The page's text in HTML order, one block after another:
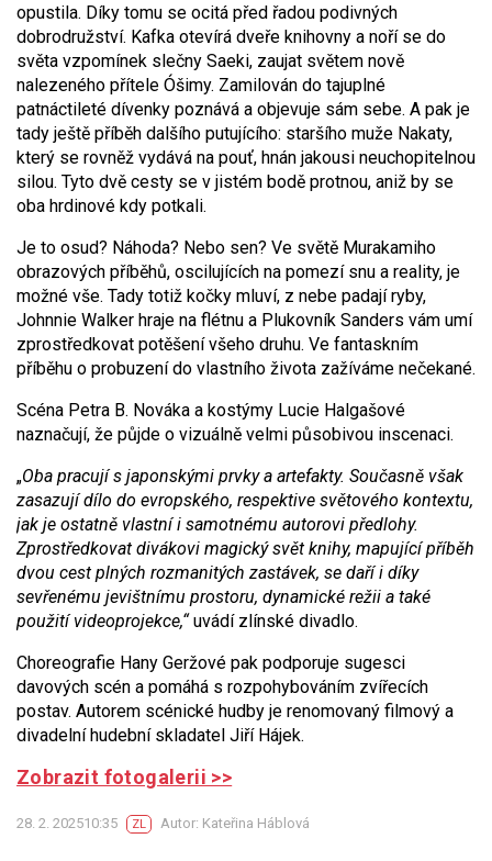
opustila. Díky tomu se ocitá před řadou podivných
dobrodružství. Kafka otevírá dveře knihovny a noří se do
světa vzpomínek slečny Saeki, zaujat světem nově
nalezeného přítele Óšimy. Zamilován do tajuplné
patnáctileté dívenky poznává a objevuje sám sebe. A pak je
tady ještě příběh dalšího putujícího: staršího muže Nakaty,
který se rovněž vydává na pouť, hnán jakousi neuchopitelnou
silou. Tyto dvě cesty se v jistém bodě protnou, aniž by se
oba hrdinové kdy potkali.
Je to osud? Náhoda? Nebo sen? Ve světě Murakamiho
obrazových příběhů, oscilujících na pomezí snu a reality, je
možné vše. Tady totiž kočky mluví, z nebe padají ryby,
Johnnie Walker hraje na flétnu a Plukovník Sanders vám umí
zprostředkovat potěšení všeho druhu. Ve fantaskním
příběhu o probuzení do vlastního života zažíváme nečekané.
Scéna Petra B. Nováka a kostýmy Lucie Halgašové
naznačují, že půjde o vizuálně velmi působivou inscenaci.
„Oba pracují s japonskými prvky a artefakty. Současně však
zasazují dílo do evropského, respektive světového kontextu,
jak je ostatně vlastní i samotnému autorovi předlohy.
Zprostředkovat divákovi magický svět knihy, mapující příběh
dvou cest plných rozmanitých zastávek, se daří i díky
sevřenému jevištnímu prostoru, dynamické režii a také
použití videoprojekce,“uvádí zlínské divadlo.
Choreografie Hany Geržové pak podporuje sugesci
davových scén a pomáhá s rozpohybováním zvířecích
postav. Autorem scénické hudby je renomovaný filmový a
divadelní hudební skladatel Jiří Hájek.
Zobrazit fotogalerii >>
28. 2. 202510:35 ZL Autor: Kateřina Háblová